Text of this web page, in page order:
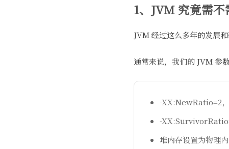
1、JVM 究竟需不
JVM 经过这么多年的发展
通常来说，我们的 JVM 参
-XX:NewRatio=2
-
堆内存设置为物理